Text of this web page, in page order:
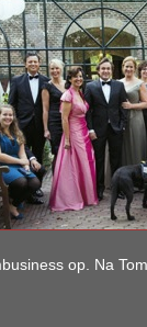
op. Na